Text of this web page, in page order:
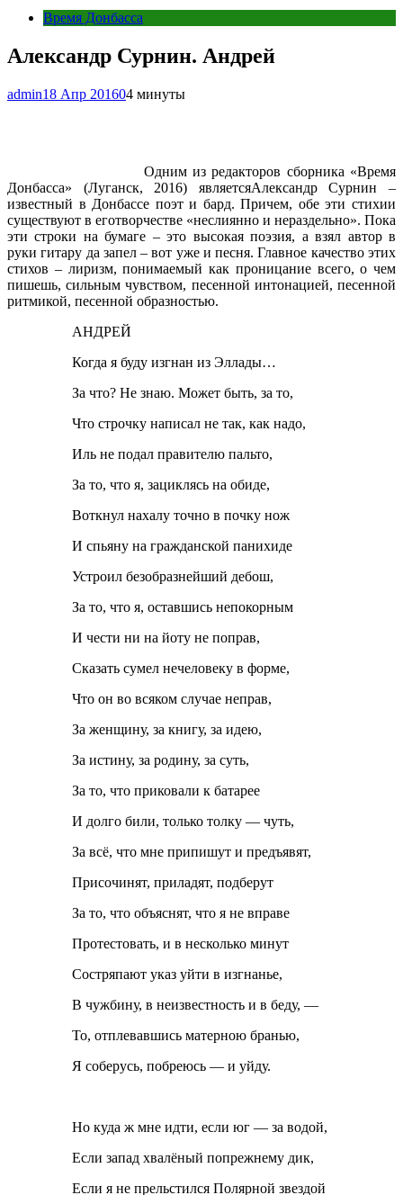
Время Донбасса
Александр Сурнин. Андрей
admin18 Апр 201604 минуты
Одним из редакторов сборника «Время
Донбасса» (Луганск, 2016) являетсяАлександр Сурнин –
известный в Донбассе поэт и бард. Причем, обе эти стихии
существуют в еготворчестве «неслиянно и нераздельно». Пока
эти строки на бумаге – это высокая поэзия, а взял автор в
руки гитару да запел – вот уже и песня. Главное качество этих
стихов – лиризм, понимаемый как проницание всего, о чем
пишешь, сильным чувством, песенной интонацией, песенной
ритмикой, песенной образностью.
АНДРЕЙ
Когда я буду изгнан из Эллады…
За что? Не знаю. Может быть, за то,
Что строчку написал не так, как надо,
Иль не подал правителю пальто,
За то, что я, зациклясь на обиде,
Воткнул нахалу точно в почку нож
И спьяну на гражданской панихиде
Устроил безобразнейший дебош,
За то, что я, оставшись непокорным
И чести ни на йоту не поправ,
Сказать сумел нечеловеку в форме,
Что он во всяком случае неправ,
За женщину, за книгу, за идею,
За истину, за родину, за суть,
За то, что приковали к батарее
И долго били, только толку — чуть,
За всё, что мне припишут и предъявят,
Присочинят, приладят, подберут
За то, что объяснят, что я не вправе
Протестовать, и в несколько минут
Состряпают указ уйти в изгнанье,
В чужбину, в неизвестность и в беду, —
То, отплевавшись матерною бранью,
Я соберусь, побреюсь — и уйду.
Но куда ж мне идти, если юг — за водой,
Если запад хвалёный по­прежнему дик,
Если я не прельстился Полярной звездой